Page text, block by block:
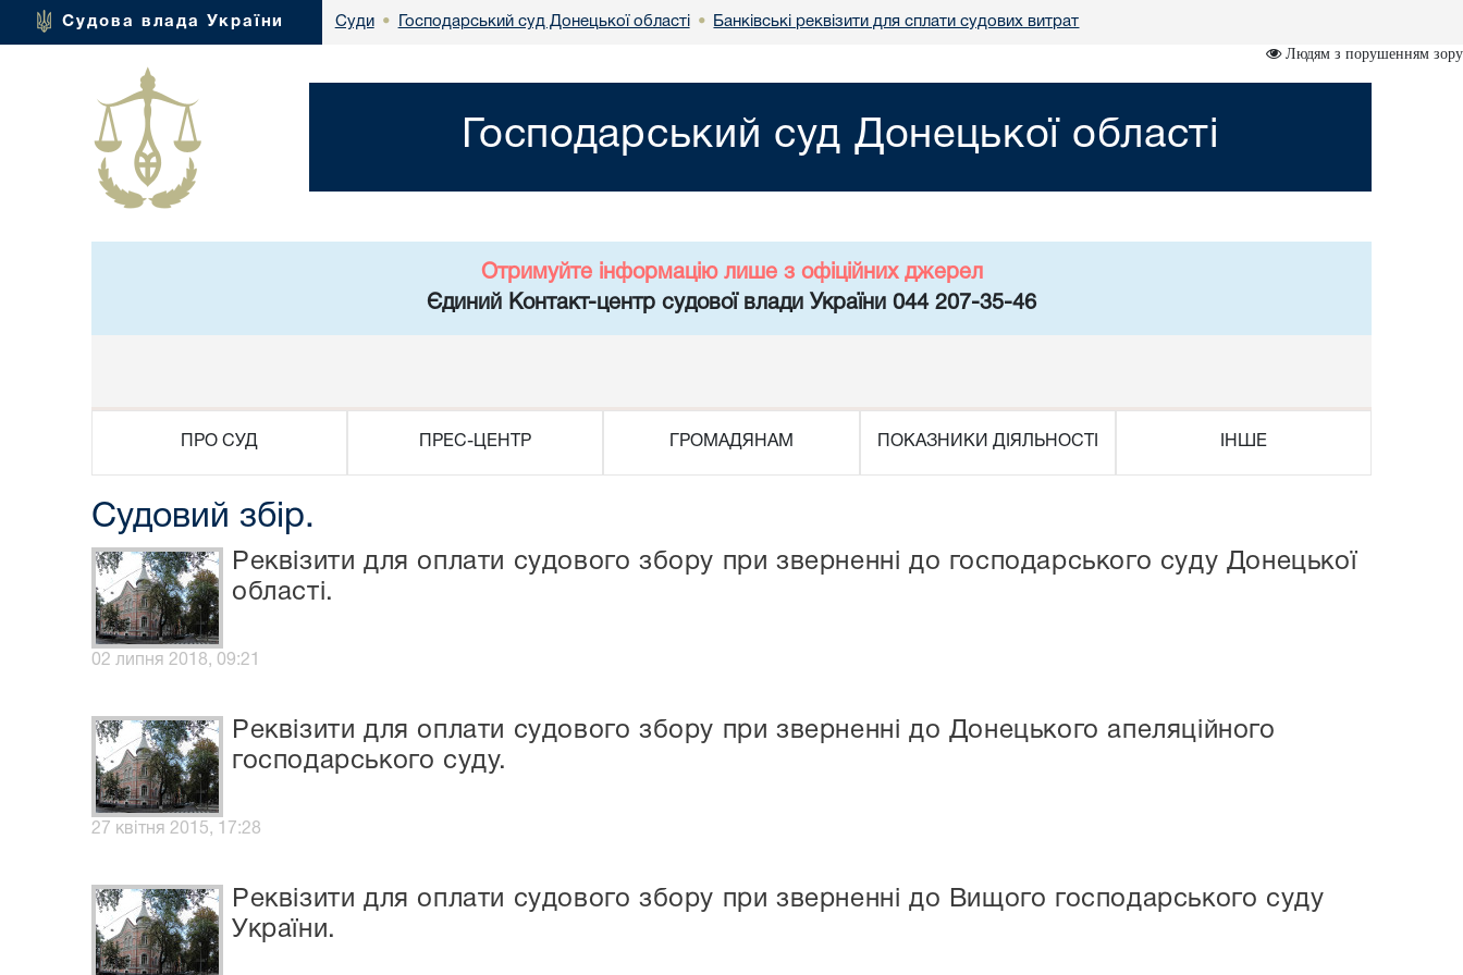
Судова влада України Суди • Господарський суд Донецької області • Банківські реквізити для сплати судових витрат
Людям з порушенням зору
Господарський суд Донецької області
Отримуйте інформацію лише з офіційних джерел
Єдиний Контакт-центр судової влади України 044 207-35-46
ПРО СУД ПРЕС-ЦЕНТР ГРОМАДЯНАМ ПОКАЗНИКИ ДІЯЛЬНОСТІ ІНШЕ
Судовий збір.
Реквізити для оплати судового збору при зверненні до господарського суду Донецької
області.
02 липня 2018, 09:21
Реквізити для оплати судового збору при зверненні до Донецького апеляційного
господарського суду.
27 квітня 2015, 17:28
Реквізити для оплати судового збору при зверненні до Вищого господарського суду
України.